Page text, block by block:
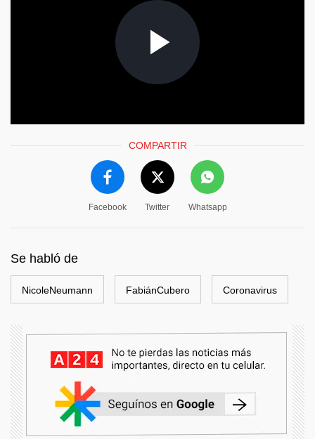
COMPARTIR
Facebook Twitter Whatsapp
Se habló de
NicoleNeumann FabiánCubero Coronavirus